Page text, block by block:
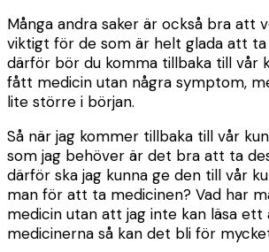
Många andra saker är också bra att
viktigt för de som är helt glada att
därför bör du komma tillbaka till vår
fått medicin utan några symptom,
lite större i början.
Så när jag kommer tillbaka till vår
som jag behöver är det bra att ta
därför ska jag kunna ge den till vår
man för att ta medicinen? Vad har
medicin utan att jag inte kan läsa ett
medicinerna så kan det bli för